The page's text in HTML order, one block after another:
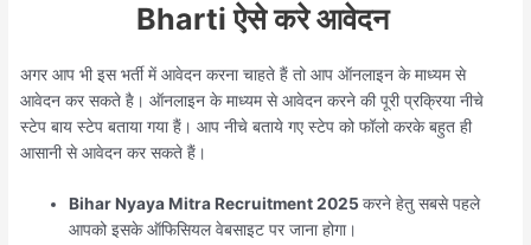
Bharti ऐसे करे आवेदन
अगर आप भी इस भर्ती में आवेदन करना चाहते हैं तो आप ऑनलाइन के माध्यम से
आवेदन कर सकते है। ऑनलाइन के माध्यम से आवेदन करने की पूरी प्रक्रिया नीचे
स्टेप बाय स्टेप बताया गया हैं। आप नीचे बताये गए स्टेप को फॉलो करके बहुत ही
आसानी से आवेदन कर सकते हैं।
Bihar Nyaya Mitra Recruitment 2025करने हेतु सबसे पहले
आपको इसके ऑफिसियल वेबसाइट पर जाना होगा।